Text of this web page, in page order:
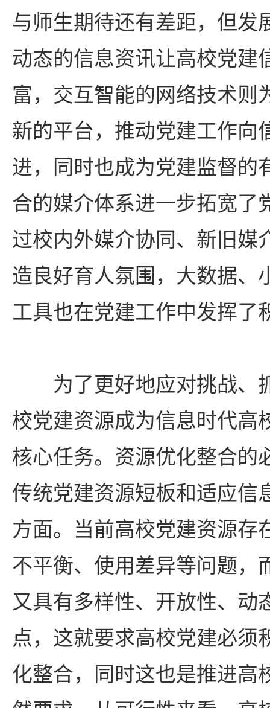
与师生期待还有差距，但发
动态的信息资讯让高校党建
富，交互智能的网络技术则
新的平台，推动党建工作向
进，同时也成为党建监督的
合的媒介体系进一步拓宽了
过校内外媒介协同、新旧媒
造良好育人氛围，大数据、
工具也在党建工作中发挥了
为了更好地应对挑战、
校党建资源成为信息时代高
核心任务。资源优化整合的
传统党建资源短板和适应信
方面。当前高校党建资源存
不平衡、使用差异等问题，
又具有多样性、开放性、动
点，这就要求高校党建必须
化整合，同时这也是推进高